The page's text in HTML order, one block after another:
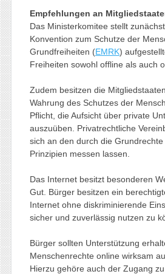
Empfehlungen an
Das Ministerkomitee stellt
Konvention zum Schutze der
Grundfreiheiten (EMRK)
Freiheiten sowohl offline als auch
Zudem besitzen die
Wahrung des Schutzes der
Pflicht, die Aufsicht über private
auszuüben. Privatrechtliche
sich an den durch die
Prinzipien messen lassen.
Das Internet besitzt besonderen
Gut. Bürger besitzen ein
Internet ohne diskriminierende
sicher und zuverlässig nutzen zu
Bürger sollten Unterstützung
Menschenrechte online wirksam
Hierzu gehöre auch der Zugang